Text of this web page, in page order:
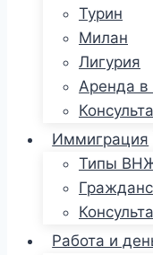
Турин
Милан
Лигурия
Аренда в
Иммиграция
Типы
Работа и